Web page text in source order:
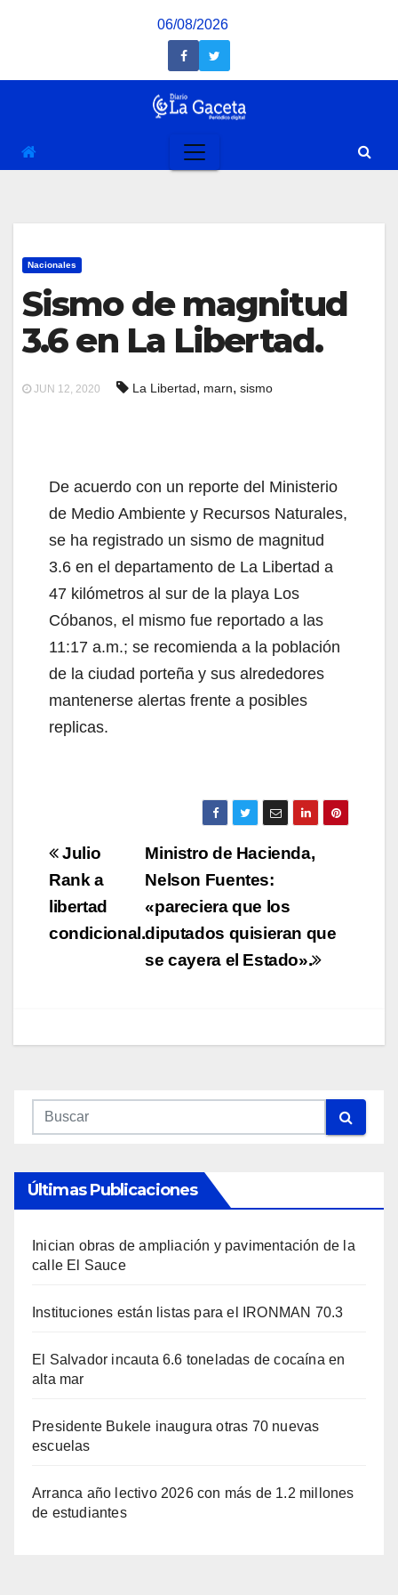
06/08/2026
Nacionales
Sismo de magnitud
3.6 en La Libertad.
JUN 12, 2020 La Libertad, marn, sismo
De acuerdo con un reporte del Ministerio
de Medio Ambiente y Recursos Naturales,
se ha registrado un sismo de magnitud
3.6 en el departamento de La Libertad a
47 kilómetros al sur de la playa Los
Cóbanos, el mismo fue reportado a las
11:17 a.m.; se recomienda a la población
de la ciudad porteña y sus alrededores
mantenerse alertas frente a posibles
replicas.
Navegación
de
entradas
Ministro de Hacienda,
Nelson Fuentes:
«pareciera que los
diputados quisieran que
se cayera el Estado».
Julio
Rank a
libertad
condicional.
Últimas Publicaciones
Inician obras de ampliación y pavimentación de la
calle El Sauce
Instituciones están listas para el IRONMAN 70.3
El Salvador incauta 6.6 toneladas de cocaína en
alta mar
Presidente Bukele inaugura otras 70 nuevas
escuelas
Arranca año lectivo 2026 con más de 1.2 millones
de estudiantes